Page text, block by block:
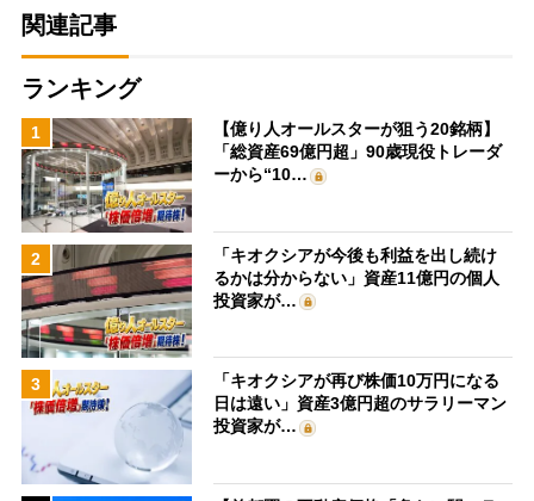
関連記事
ランキング
1
【億り人オールスターが狙う20銘柄】
「総資産69億円超」90歳現役トレーダ
ーから“10…
2
「キオクシアが今後も利益を出し続け
るかは分からない」資産11億円の個人
投資家が…
3
「キオクシアが再び株価10万円になる
日は遠い」資産3億円超のサラリーマン
投資家が…